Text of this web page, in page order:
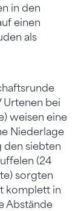
in den
einen
als
Urtenen bei
weisen eine
Niederlage
den siebten
(24
sorgten
komplett in
Abstände